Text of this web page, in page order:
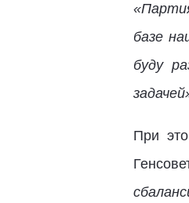
базе
буду
При